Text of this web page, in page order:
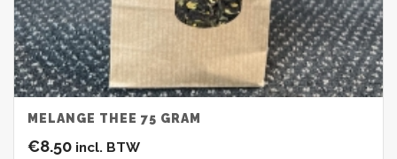
MELANGE THEE 75 GRAM
€8.50 incl. BTW